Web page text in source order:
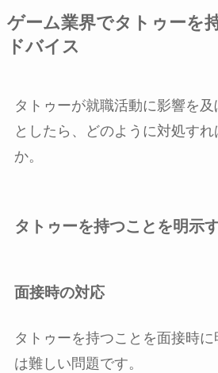
ゲーム業界でタトゥーを
ドバイス
タトゥーが就職活動に影響を
としたら、どのように対処す
か。
タトゥーを持つことを明示
面接時の対応
タトゥーを持つことを面接時
は難しい問題です。